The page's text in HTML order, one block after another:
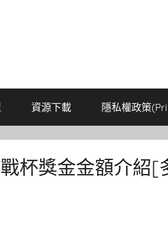
資源下載 隱私權政策
杯獎金金額介紹[